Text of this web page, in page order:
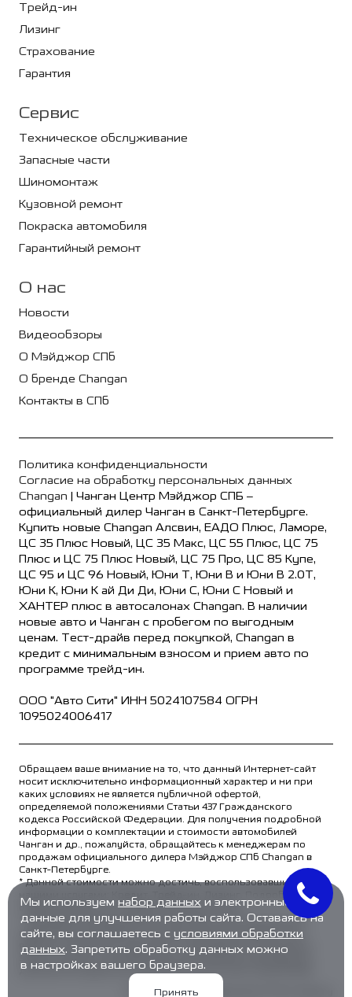
Трейд-ин
Лизинг
Страхование
Гарантия
Сервис
Техническое обслуживание
Запасные части
Шиномонтаж
Кузовной ремонт
Покраска автомобиля
Гарантийный ремонт
О нас
Новости
Видеообзоры
О Мэйджор СПб
О бренде Changan
Контакты в СПб
Политика конфиденциальности
Согласие на обработку персональных данных
Changan | Чанган Центр Мэйджор СПБ –
официальный дилер Чанган в Санкт-Петербурге.
Купить новые Changan Алсвин, ЕАДО Плюс, Ламоре,
ЦС 35 Плюс Новый, ЦС 35 Макс, ЦС 55 Плюс, ЦС 75
Плюс и ЦС 75 Плюс Новый, ЦС 75 Про, ЦС 85 Купе,
ЦС 95 и ЦС 96 Новый, Юни Т, Юни В и Юни В 2.0Т,
Юни К, Юни К ай Ди Ди, Юни С, Юни С Новый и
ХАНТЕР плюс в автосалонах Changan. В наличии
новые авто и Чанган с пробегом по выгодным
ценам. Тест-драйв перед покупкой, Changan в
кредит с минимальным взносом и прием авто по
программе трейд-ин.
ООО "Авто Сити" ИНН 5024107584 ОГРН
1095024006417
Обращаем ваше внимание на то, что данный Интернет-сайт
носит исключительно информационный характер и ни при
каких условиях не является публичной офертой,
определяемой положениями Статьи 437 Гражданского
кодекса Российской Федерации. Для получения подробной
информации о комплектации и стоимости автомобилей
Чанган и др., пожалуйста, обращайтесь к менеджерам по
продажам официального дилера Мэйджор СПб Changan в
Санкт-Петербурге.
* Данной стоимости можно достичь, воспользовавшись
нашими услугами: Кредит, Трейд-ин, Лизинг. Подробности в
отделе продаж и по телефонам автосалонов.
** Вы будете перемещены на сайт Major Auto для внесения
предоплаты в размере 16 000 руб. Внесение предоплаты
является надежным средством, позволяющим покупателю
забронировать понравившийся автомобиль. Еженедельно
данным инструментом пользуются около 400 покупателей.
Разработка и продвижение: Primo.Agency
Мы используем набор данных и электронные
данные для улучшения работы сайта. Оставаясь на
сайте, вы соглашаетесь с условиями обработки
данных. Запретить обработку данных можно
в настройках вашего браузера.
Принять